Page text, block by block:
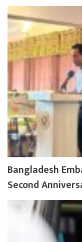
Bangladesh
Second